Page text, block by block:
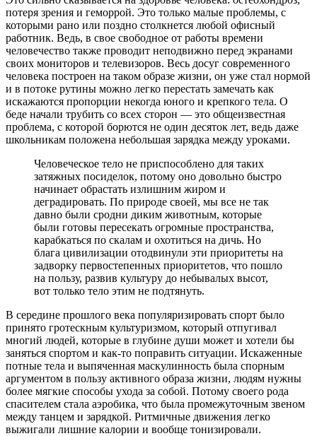
потеря зрения и геморрой. Это только малые проблемы, с
которыми рано или поздно столкнется любой офисный
работник. Ведь, в свое свободное от работы времени
человечество также проводит неподвижно перед экранами
своих мониторов и телевизоров. Весь досуг современного
человека построен на таком образе жизни, он уже стал нормой
и в потоке рутины можно легко перестать замечать как
искажаются пропорции некогда юного и крепкого тела. О
беде начали трубить со всех сторон — это общеизвестная
проблема, с которой борются не один десяток лет, ведь даже
школьникам положена небольшая зарядка между уроками.
Человеческое тело не приспособлено для таких
затяжных посиделок, потому оно довольно быстро
начинает обрастать излишним жиром и
деградировать. По природе своей, мы все не так
давно были сродни диким животным, которые
были готовы пересекать огромные пространства,
карабкаться по скалам и охотиться на дичь. Но
блага цивилизации отодвинули эти приоритеты на
задворку первостепенных приоритетов, что пошло
на пользу, развив культуру до небывалых высот,
вот только тело этим не подтянуть.
В середине прошлого века популяризировать спорт было
принято гротескным культуризмом, который отпугивал
многий людей, которые в глубине души может и хотели бы
заняться спортом и как-то поправить ситуации. Искаженные
потные тела и выпяченная маскулинность была спорным
аргументом в пользу активного образа жизни, людям нужны
более мягкие способы ухода за собой. Потому своего рода
спасителем стала аэробика, что была промежуточным звеном
между танцем и зарядкой. Ритмичные движения легко
выжигали лишние калории и вообще тонизировали.